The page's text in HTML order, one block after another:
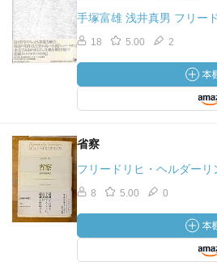
手塚富雄 浅井真男 フリー
18 5.00 2
省察
フリードリヒ・ヘルダーリ
8 5.00 0